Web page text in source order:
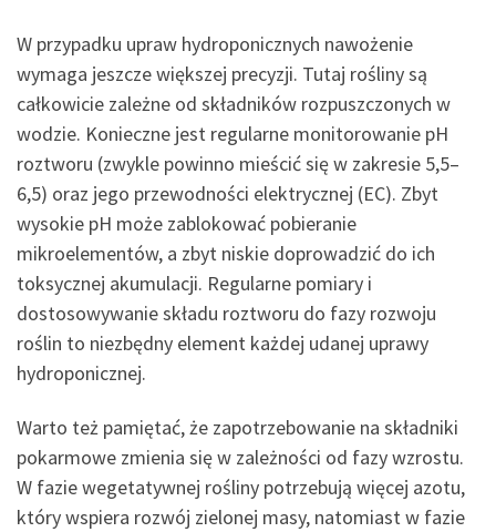
W przypadku upraw hydroponicznych nawożenie
wymaga jeszcze większej precyzji. Tutaj rośliny są
całkowicie zależne od składników rozpuszczonych w
wodzie. Konieczne jest regularne monitorowanie pH
roztworu (zwykle powinno mieścić się w zakresie 5,5–
6,5) oraz jego przewodności elektrycznej (EC). Zbyt
wysokie pH może zablokować pobieranie
mikroelementów, a zbyt niskie doprowadzić do ich
toksycznej akumulacji. Regularne pomiary i
dostosowywanie składu roztworu do fazy rozwoju
roślin to niezbędny element każdej udanej uprawy
hydroponicznej.
Warto też pamiętać, że zapotrzebowanie na składniki
pokarmowe zmienia się w zależności od fazy wzrostu.
W fazie wegetatywnej rośliny potrzebują więcej azotu,
który wspiera rozwój zielonej masy, natomiast w fazie